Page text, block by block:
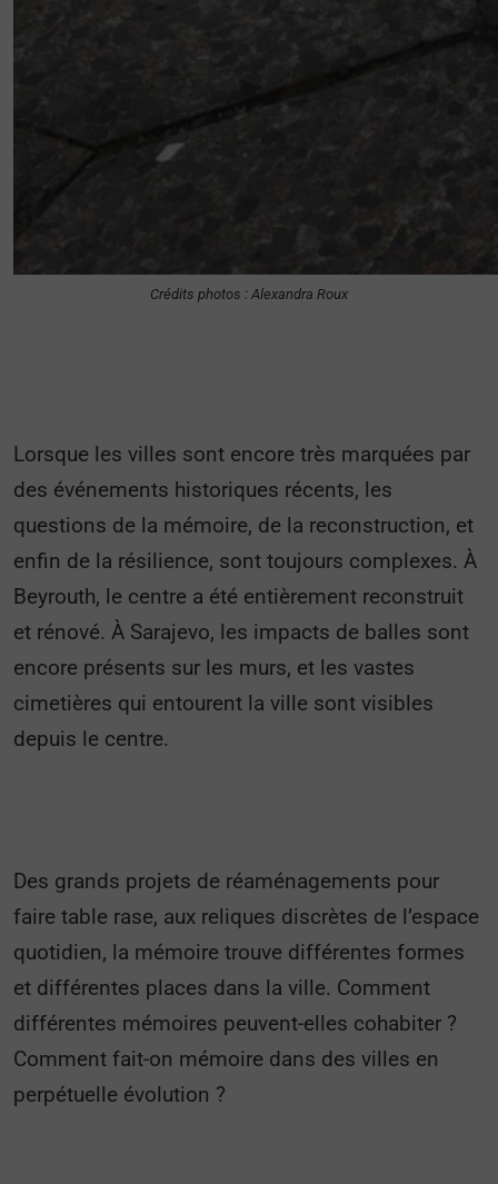
Crédits photos : Alexandra Roux
Lorsque les villes sont encore très marquées par
des événements historiques récents, les
questions de la mémoire, de la reconstruction, et
enfin de la résilience, sont toujours complexes. À
Beyrouth, le centre a été entièrement reconstruit
et rénové. À Sarajevo, les impacts de balles sont
encore présents sur les murs, et les vastes
cimetières qui entourent la ville sont visibles
depuis le centre.
Des grands projets de réaménagements pour
faire table rase, aux reliques discrètes de l’espace
quotidien, la mémoire trouve différentes formes
et différentes places dans la ville. Comment
différentes mémoires peuvent-elles cohabiter ?
Comment fait-on mémoire dans des villes en
perpétuelle évolution ?